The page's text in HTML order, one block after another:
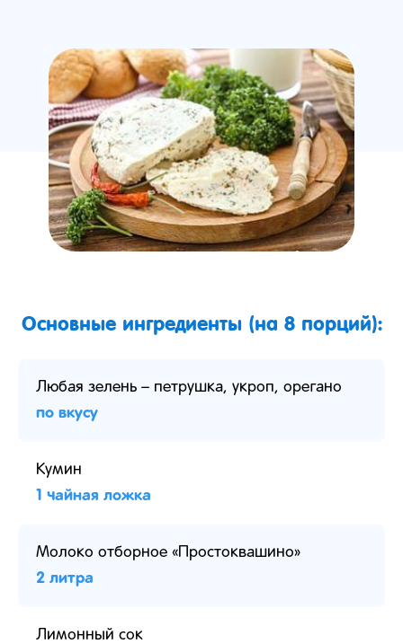
Основные ингредиенты (на 8 порций):
Любая зелень – петрушка, укроп, орегано
по вкусу
Кумин
1 чайная ложка
Молоко отборное «Простоквашино»
2 литра
Лимонный сок